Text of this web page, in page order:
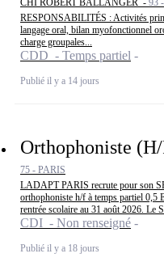
CHI ROBERT BALLANGER - 93
RESPONSABILITÉS : Activités
langage oral, bilan myofonctionnel
charge groupales...
CDD - Temps partiel
Publié il y a 14 jours
Orthophoniste
75 - PARIS
LADAPT PARIS recrute pour son
orthophoniste h/f à temps partiel 0,5
rentrée scolaire au 31 août 2026. Le
CDI - Non renseigné
Publié il y a 18 jours